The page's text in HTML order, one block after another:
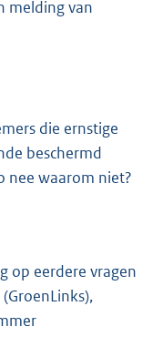
melding van
die ernstige
beschermd
nee waarom niet?
op eerdere vragen